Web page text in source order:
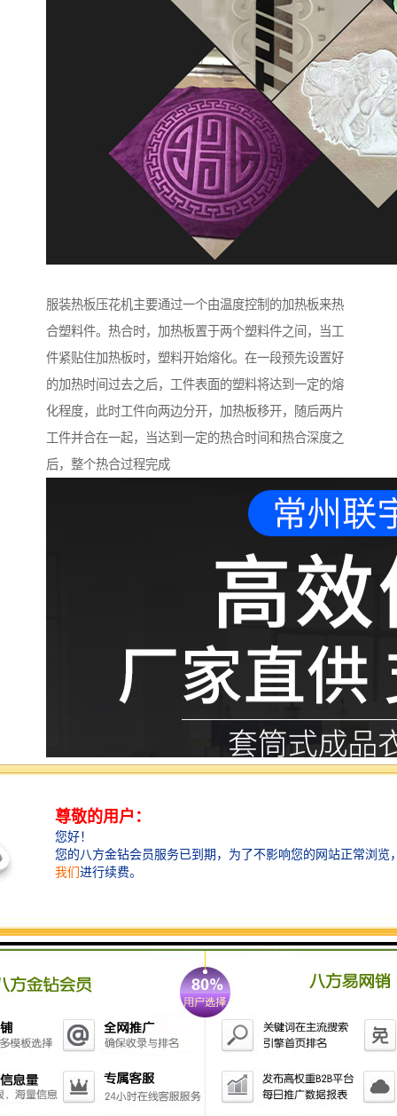
服装热板压花机主要通过一个由温度控制的加热板来热
合塑料件。热合时，加热板置于两个塑料件之间，当工
件紧贴住加热板时，塑料开始熔化。在一段预先设置好
的加热时间过去之后，工件表面的塑料将达到一定的熔
化程度，此时工件向两边分开，加热板移开，随后两片
工件并合在一起，当达到一定的热合时间和热合深度之
后，整个热合过程完成